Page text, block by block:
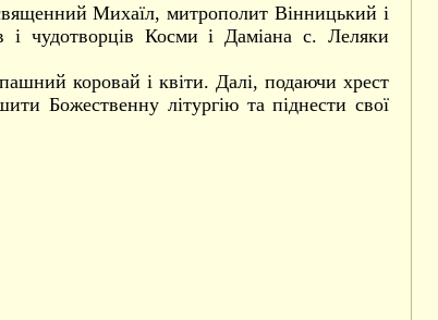
Михаїл, митрополит Вінницький і
і чудотворців Косми і Даміана с. Леляки
коровай і квіти. Далі, подаючи хрест
Божественну літургію та піднести свої